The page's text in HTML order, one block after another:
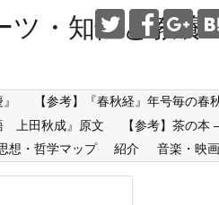
・知性と教養
【参考】『春秋経』年号毎の春
上田秋成』原文
【参考】茶の本
想・哲学マップ 紹介 音楽・映